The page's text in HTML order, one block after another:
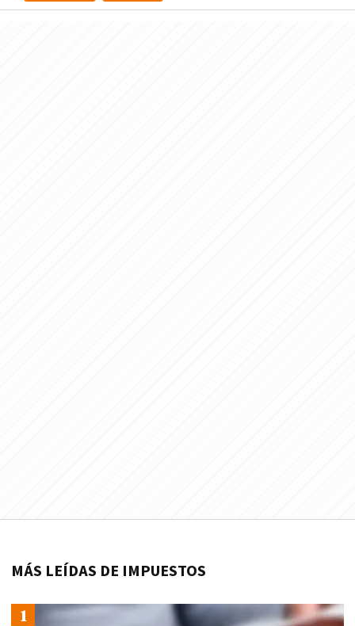
MÁS LEÍDAS DE IMPUESTOS